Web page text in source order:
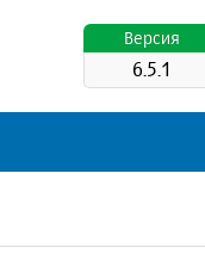
Версия
6.5.1